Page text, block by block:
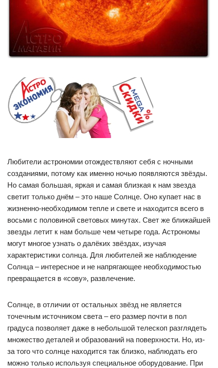
Любители астрономии отождествляют себя с ночными
созданиями, потому как именно ночью появляются звёзды.
Но самая большая, яркая и самая близкая к нам звезда
светит только днём – это наше Солнце. Оно купает нас в
жизненно-необходимом тепле и свете и находится всего в
восьми с половиной световых минутах. Свет же ближайшей
звезды летит к нам больше чем четыре года. Астрономы
могут многое узнать о далёких звёздах, изучая
характеристики солнца. Для любителей же наблюдение
Солнца – интересное и не напрягающее необходимостью
превращается в «сову», развлечение.
Солнце, в отличии от остальных звёзд не является
точечным источником света – его размер почти в пол
градуса позволяет даже в небольшой телескоп разглядеть
множество деталей и образований на поверхности. Но, из-
за того что солнце находится так близко, наблюдать его
можно только используя специальное оборудование. При